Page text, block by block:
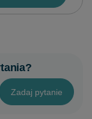
Zadaj pytanie